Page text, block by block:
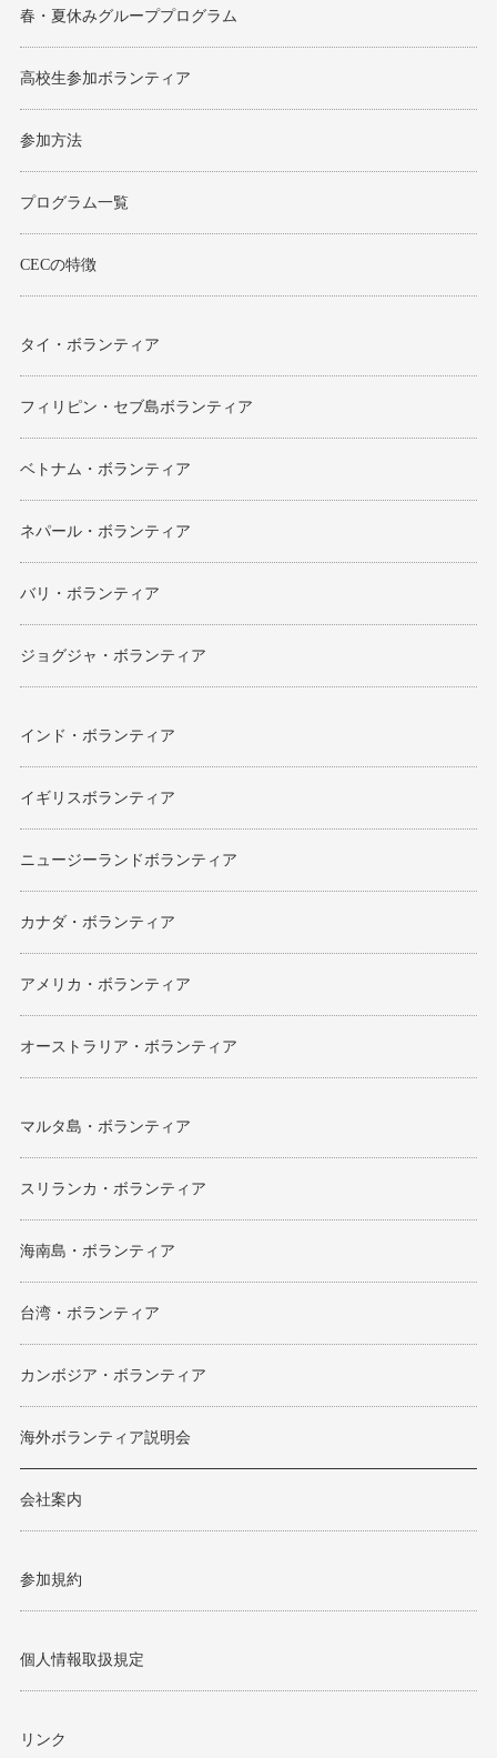
春・夏休みグループプログラム
高校生参加ボランティア
参加方法
プログラム一覧
CECの特徴
タイ・ボランティア
フィリピン・セブ島ボランティア
ベトナム・ボランティア
ネパール・ボランティア
バリ・ボランティア
ジョグジャ・ボランティア
インド・ボランティア
イギリスボランティア
ニュージーランドボランティア
カナダ・ボランティア
アメリカ・ボランティア
オーストラリア・ボランティア
マルタ島・ボランティア
スリランカ・ボランティア
海南島・ボランティア
台湾・ボランティア
カンボジア・ボランティア
海外ボランティア説明会
会社案内
参加規約
個人情報取扱規定
リンク